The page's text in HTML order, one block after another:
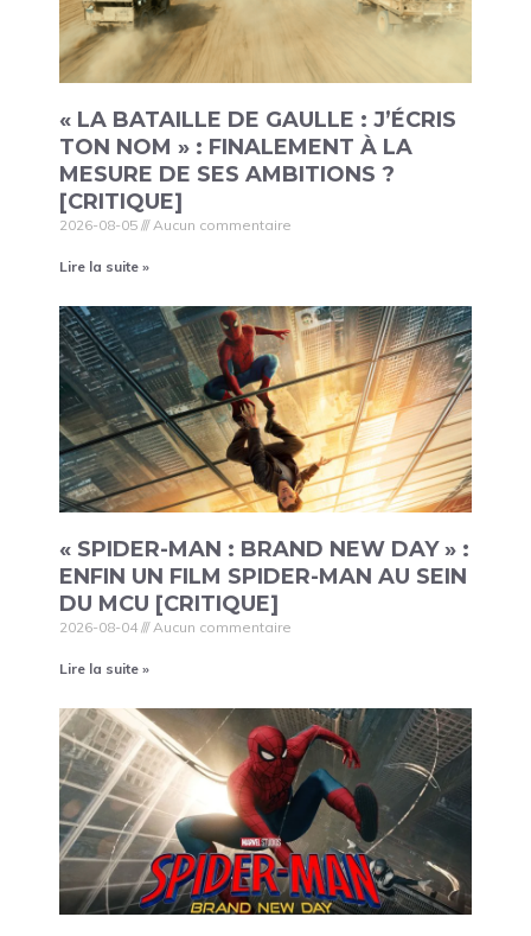
« LA BATAILLE DE GAULLE : J’ÉCRIS
TON NOM » : FINALEMENT À LA
MESURE DE SES AMBITIONS ?
[CRITIQUE]
2026-08-05 Aucun commentaire
Lire la suite »
« SPIDER-MAN : BRAND NEW DAY » :
ENFIN UN FILM SPIDER-MAN AU SEIN
DU MCU [CRITIQUE]
2026-08-04 Aucun commentaire
Lire la suite »